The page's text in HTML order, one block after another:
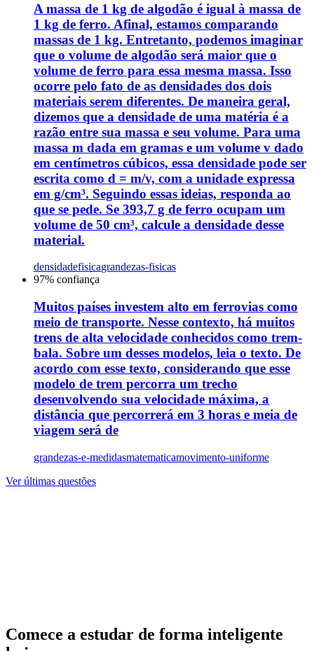
A massa de 1 kg de algodão é igual à massa de
1 kg de ferro. Afinal, estamos comparando
massas de 1 kg. Entretanto, podemos imaginar
que o volume de algodão será maior que o
volume de ferro para essa mesma massa. Isso
ocorre pelo fato de as densidades dos dois
materiais serem diferentes. De maneira geral,
dizemos que a densidade de uma matéria é a
razão entre sua massa e seu volume. Para uma
massa m dada em gramas e um volume v dado
em centímetros cúbicos, essa densidade pode ser
escrita como d = m/v, com a unidade expressa
em g/cm³. Seguindo essas ideias, responda ao
que se pede. Se 393,7 g de ferro ocupam um
volume de 50 cm³, calcule a densidade desse
material.
densidadefisicagrandezas-fisicas
97% confiança
Muitos países investem alto em ferrovias como
meio de transporte. Nesse contexto, há muitos
trens de alta velocidade conhecidos como trem-
bala. Sobre um desses modelos, leia o texto. De
acordo com esse texto, considerando que esse
modelo de trem percorra um trecho
desenvolvendo sua velocidade máxima, a
distância que percorrerá em 3 horas e meia de
viagem será de
grandezas-e-medidasmatematicamovimento-uniforme
Ver últimas questões
Comece a estudar de forma inteligente